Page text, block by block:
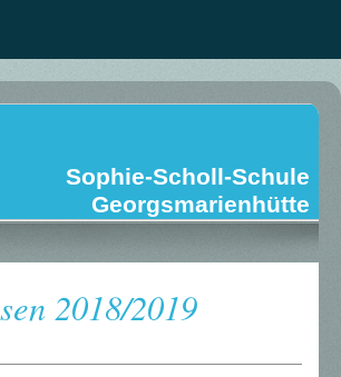
Sophie-Scholl-Schule
Georgsmarienhütte
2018/2019